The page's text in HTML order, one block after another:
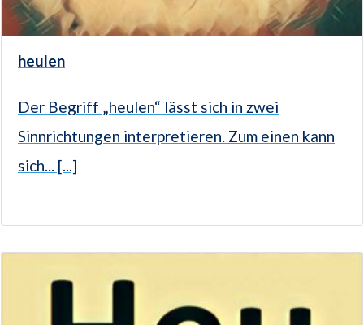
heulen
Der Begriff „heulen“ lässt sich in zwei
Sinnrichtungen interpretieren. Zum einen kann
sich... [...]